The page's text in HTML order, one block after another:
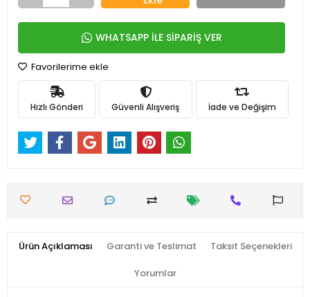
WHATSAPP İLE SİPARİŞ VER
Favorilerime ekle
Hızlı Gönderi Güvenli Alışveriş İade ve Değişim
Ürün Açıklaması Garanti ve Teslimat Taksit Seçenekleri
Yorumlar